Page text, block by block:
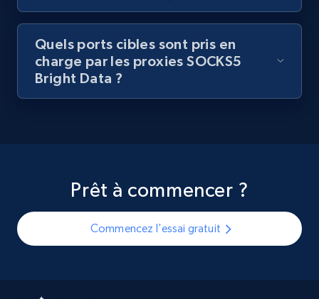
Quels ports cibles sont pris en
charge par les proxies SOCKS5
Bright Data ?
Prêt à commencer ?
Commencez l'essai gratuit